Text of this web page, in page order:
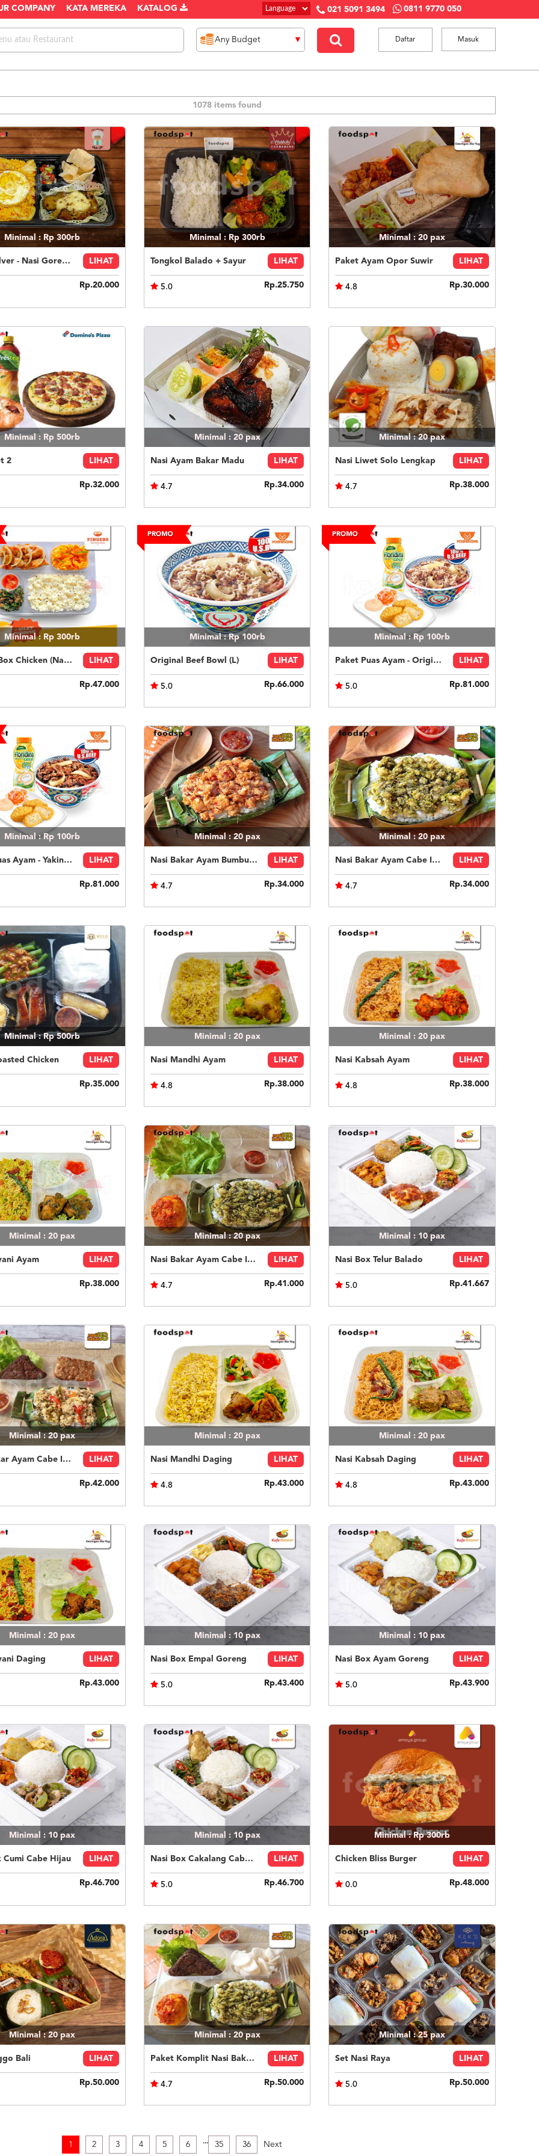
COMPANY KATA MEREKA KATALOG 021 5091 3494 0811 9770 050
Masuk
Daftar
1078 items found
Minimal : Rp 300rb
Paket Silver - Nasi Goreng Nanas Geprek Mozza LIHAT
Rp.20.000
Minimal : Rp 300rb
Tongkol Balado + Sayur LIHAT
5.0 Rp.25.750
Minimal : 20pax
Paket Ayam Opor Suwir LIHAT
4.8 Rp.30.000
Minimal : Rp 500rb
2 LIHAT
Rp.32.000
Minimal : 20 pax
Nasi Ayam Bakar Madu LIHAT
4.7 Rp.34.000
Minimal : 20pax
Nasi Liwet Solo Lengkap LIHAT
4.7 Rp.38.000
Minimal : Rp 300rb
Fingers Box Chicken (Nasi Putih) Silky Pudding LIHAT
Rp.47.000
Minimal : Rp 100rb
Original Beef Bowl (L) LIHAT
5.0 Rp.66.000
Minimal : Rp 100rb
Paket Puas Ayam - Original Beef Paket Puas (R) LIHAT
5.0 Rp.81.000
Minimal : Rp 100rb
Paket Puas Ayam - Yakiniku Beef Paket Puas (R) LIHAT
Rp.81.000
Minimal : 20 pax
Nasi Bakar Ayam Bumbu Bali + Kerupuk LIHAT
4.7 Rp.34.000
Minimal : 20pax
Nasi Bakar Ayam Cabe Ijo + Kerupuk LIHAT
4.7 Rp.34.000
Minimal : Rp 500rb
Chicken LIHAT
Rp.35.000
Minimal : 20 pax
Nasi Mandhi Ayam LIHAT
4.8 Rp.38.000
Minimal : 20 pax
Nasi Kabsah Ayam LIHAT
4.8 Rp.38.000
Minimal : 20 pax
Ayam LIHAT
Rp.38.000
Minimal : 20pax
Nasi Bakar Ayam Cabe Ijo + Telor Balado LIHAT
4.7 Rp.41.000
Minimal : 10 pax
Nasi Box Telur Balado LIHAT
5.0 Rp.41.667
Minimal : 20pax
Nasi Bakar Ayam Cabe Ijo + Tahu Tempe LIHAT
Rp.42.000
Minimal : 20 pax
Nasi Mandhi Daging LIHAT
4.8 Rp.43.000
Minimal : 20 pax
Nasi Kabsah Daging LIHAT
4.8 Rp.43.000
Minimal : 20 pax
Daging LIHAT
Rp.43.000
Minimal : 10 pax
Nasi Box Empal Goreng LIHAT
5.0 Rp.43.400
Minimal : 10 pax
Nasi Box Ayam Goreng LIHAT
5.0 Rp.43.900
Minimal : 10 pax
Cumi Cabe Hijau LIHAT
Rp.46.700
Minimal : 10 pax
Nasi Box Cakalang Cabe Hijau LIHAT
5.0 Rp.46.700
Minimal : Rp 300rb
Chicken Bliss Burger LIHAT
0.0 Rp.48.000
Minimal : 20pax
Bali LIHAT
Rp.50.000
Minimal : 20pax
Paket Komplit Nasi Bakar Ayam Cabe Ijo LIHAT
4.7 Rp.50.000
Minimal : 25pax
Set Nasi Raya LIHAT
5.0 Rp.50.000
1 2 3 4 5 6 ... 35 36 Next